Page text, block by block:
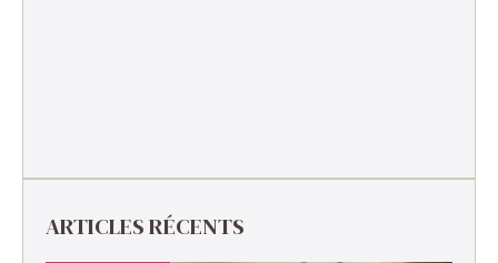
ARTICLES RÉCENTS